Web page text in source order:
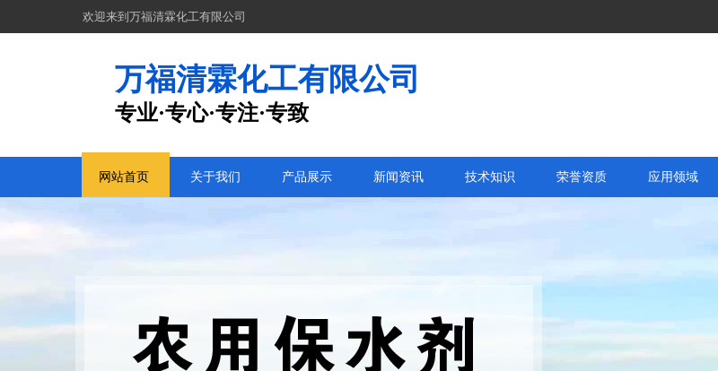
欢迎来到万福清霖化工有限公司
万福清霖化工有限公司
专业·专心·专注·专致
网站首页 关于我们 产品展示 新闻资讯 技术知识 荣誉资质 应用领域